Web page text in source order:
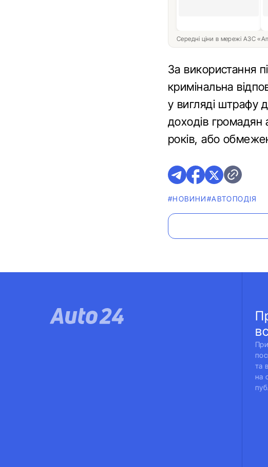
Середні ціни в мережі АЗС
За використання
кримінальна
у вигляді штрафу
доходів
років, або
#НОВИНИ#АВТОПОДІЯ
та
на